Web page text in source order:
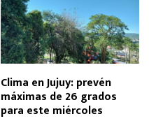
Clima en Jujuy: prevén
máximas de 26 grados
para este miércoles